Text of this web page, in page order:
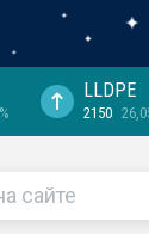
LLDPE
2150